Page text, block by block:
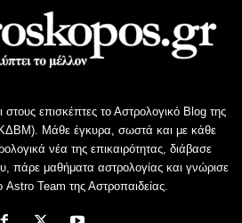
επισκέπτες το Αστρολογικό Blog της
(ΚΔΒΜ). Μάθε έγκυρα, σωστά και με κάθε
νέα της επικαιρότητας, διάβασε
πάρε μαθήματα αστρολογίας και γνώρισε
Astro Team της Αστροπαιδείας.